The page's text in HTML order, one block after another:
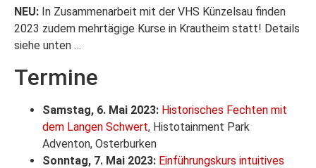
NEU: In Zusammenarbeit mit der VHS Künzelsau finden
2023 zudem mehrtägige Kurse in Krautheim statt! Details
siehe unten …
Termine
Samstag, 6. Mai 2023: Historisches Fechten mit
dem Langen Schwert, Histotainment Park
Adventon, Osterburken
Sonntag, 7. Mai 2023: Einführungskurs intuitives